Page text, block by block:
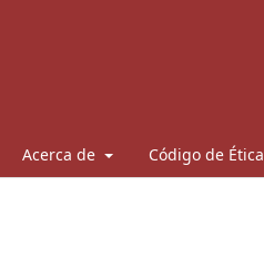
Acerca de Código de Ética